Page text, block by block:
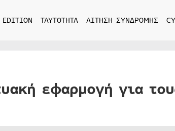
ΤΑΥΤΟΤΗΤΑ ΑΙΤΗΣΗ ΣΥΝΔΡΟΜΗΣ
εφαρμογή για